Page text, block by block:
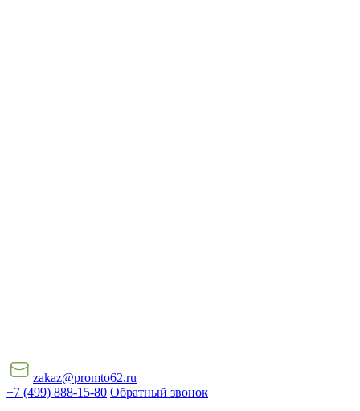
zakaz@promto62.ru
+7 (499) 888-15-80 Обратный звонок